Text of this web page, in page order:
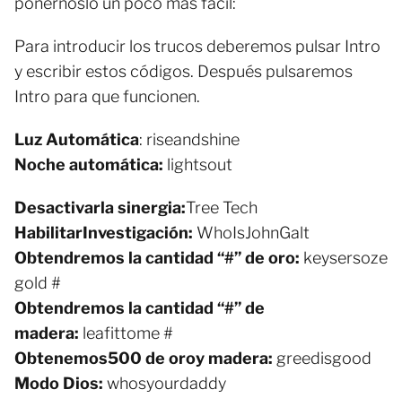
Para introducir los trucos deberemos pulsar Intro
y escribir estos códigos. Después pulsaremos
Intro para que funcionen.
Luz Automática: riseandshine
Noche automática: lightsout
Desactivarla sinergia:Tree Tech
HabilitarInvestigación: WhoIsJohnGalt
Obtendremos la cantidad “#” de oro: keysersoze
gold #
Obtendremos la cantidad “#” de
madera: leafittome #
Obtenemos500 de oroy madera: greedisgood
Modo Dios: whosyourdaddy